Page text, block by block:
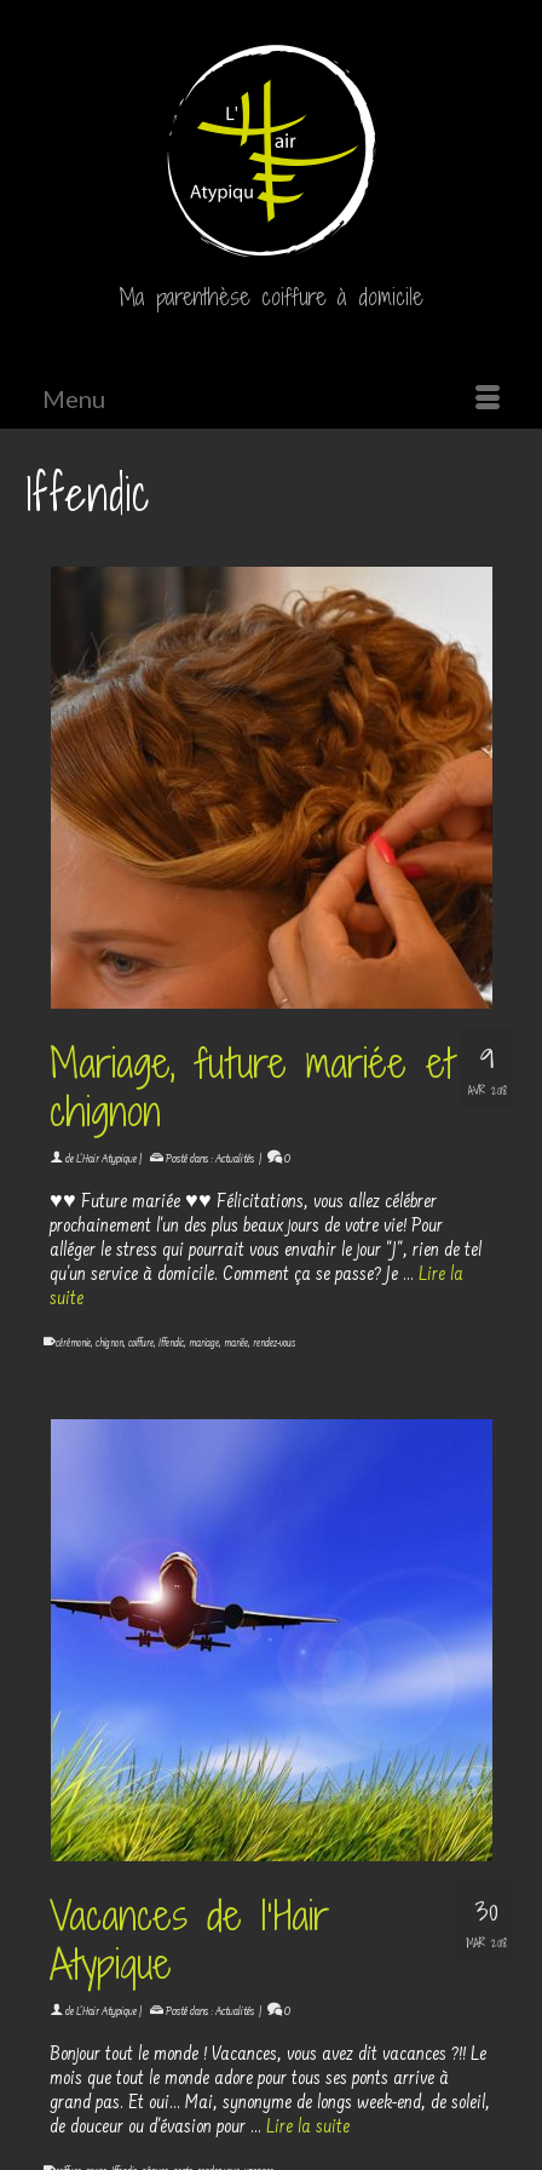
Ma parenthèse coiffure à domicile
Menu
Iffendic
9
AVR 2018
Mariage, future mariée et
chignon
deL'Hair Atypique| Posté dans :Actualités | 0
♥♥ Future mariée ♥♥ Félicitations, vous allez célébrer
prochainement l'un des plus beaux jours de votre vie! Pour
alléger le stress qui pourrait vous envahir le jour "J", rien de tel
qu'un service à domicile. Comment ça se passe? Je … Lire la
suite
cérémonie, chignon, coiffure, Iffendic, mariage, mariée, rendez-vous
30
MAR 2018
Vacances de l’Hair
Atypique
deL'Hair Atypique| Posté dans :Actualités | 0
Bonjour tout le monde ! Vacances, vous avez dit vacances ?!! Le
mois que tout le monde adore pour tous ses ponts arrive à
grand pas. Et oui... Mai, synonyme de longs week-end, de soleil,
de douceur ou d'évasion pour … Lire la suite